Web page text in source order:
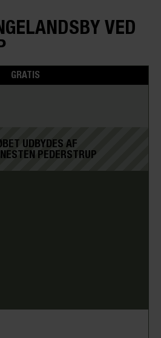
VED
GRATIS
UDBYDES AF
PEDERSTRUP